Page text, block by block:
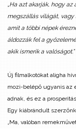
„Ha azt akarják, hogy
megszállás világát,
amit a többi népek
áldozzák fel a
akik ismerik a valóságot.”
Új filmalkotókat aligha
mozi-belépő ugyanis az
adnak, és ez a
Egy kiábrándult
„Ma, valóban